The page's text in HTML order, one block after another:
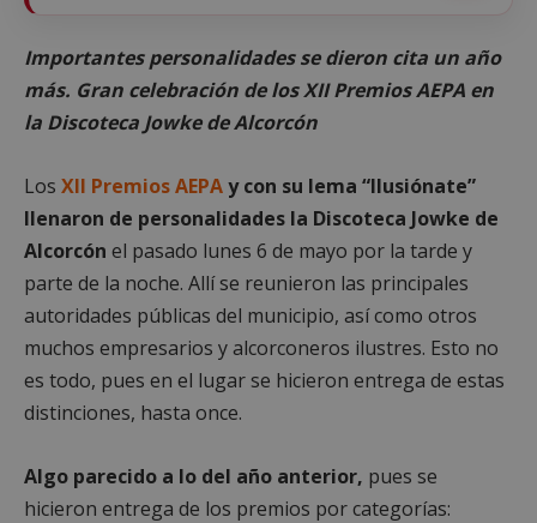
Importantes personalidades se dieron cita un año
más. Gran celebración de los XII Premios AEPA en
la Discoteca Jowke de Alcorcón
Los XII Premios AEPAy con su lema “Ilusiónate”
llenaron de personalidades la Discoteca Jowke de
Alcorcón el pasado lunes 6 de mayo por la tarde y
parte de la noche. Allí se reunieron las principales
autoridades públicas del municipio, así como otros
muchos empresarios y alcorconeros ilustres. Esto no
es todo, pues en el lugar se hicieron entrega de estas
distinciones, hasta once.
Algo parecido a lo del año anterior, pues se
hicieron entrega de los premios por categorías: